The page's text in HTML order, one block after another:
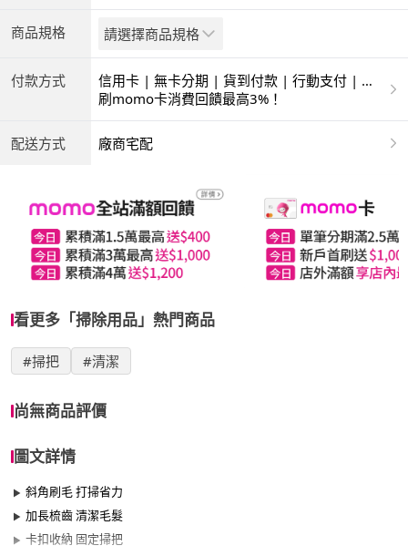
商品規格 請選擇商品規格
付款方式
信用卡 | 無卡分期 | 貨到付款 | 行動支付 | 超
商付款 | ATM | 銀聯卡
刷momo卡消費回饋最高3%！
配送方式 廠商宅配
看更多「掃除用品」熱門商品
#掃把 #清潔
尚無商品評價
圖文詳情
斜角刷毛 打掃省力
加長梳齒 清潔毛髮
卡扣收納 固定掃把